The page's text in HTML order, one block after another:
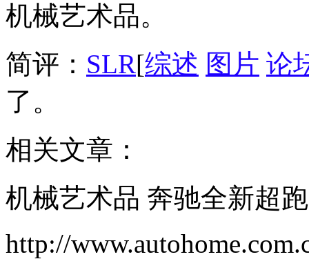
机械艺术品。
简评： SLR[综述 图片 论
了。
相关文章：
机械艺术品 奔驰全新超
http://